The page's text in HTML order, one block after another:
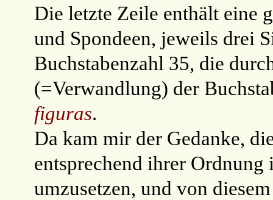
Die letzte Zeile enthält eine
und Spondeen, jeweils drei
Buchstabenzahl 35, die
(=Verwandlung) der
figuras.
Da kam mir der Gedanke,
entsprechend ihrer
umzusetzen, und von